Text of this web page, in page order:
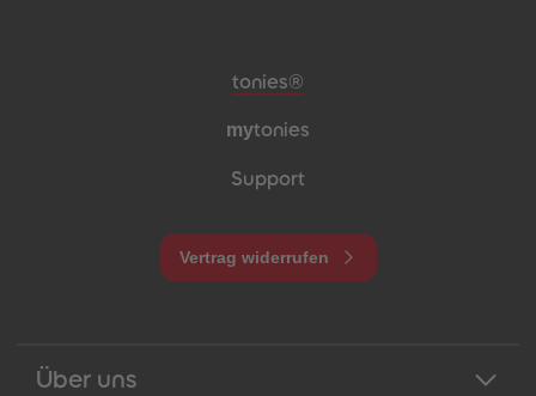
Meta-Navigation Footer
tonies®
mytonies
Support
Vertrag widerrufen
Über uns